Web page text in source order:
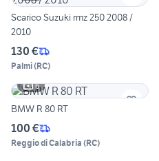
Scarico Suzuki rmz 250 2008 /
2010
130 €
Palmi(RC)
6
BMW R 80 RT
100 €
Reggio di Calabria (RC)